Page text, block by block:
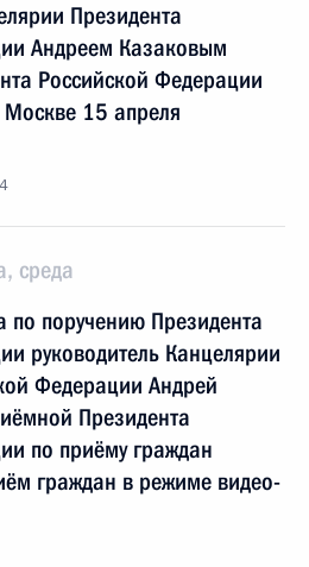
Президента
Андреем Казаковым
Российской Федерации
15 апреля
среда
поручению Президента
руководитель Канцелярии
Федерации Андрей
Президента
по приёму граждан
граждан в режиме видео-